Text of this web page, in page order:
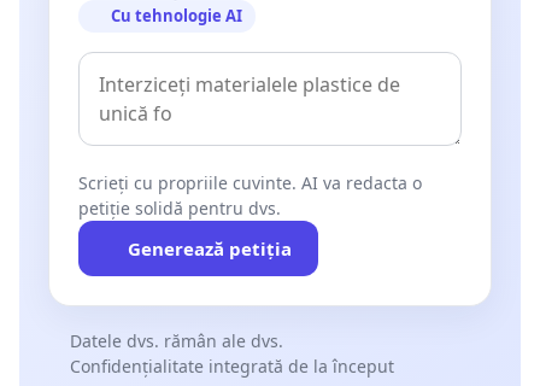
Cu tehnologie AI
Scrieți cu propriile cuvinte. AI va redacta o
petiție solidă pentru dvs.
Generează petiția
Datele dvs. rămân ale dvs.
Confidențialitate integrată de la început